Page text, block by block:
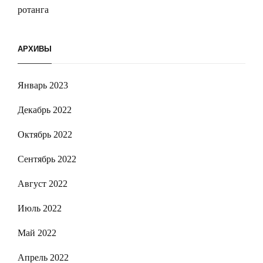
ротанга
АРХИВЫ
Январь 2023
Декабрь 2022
Октябрь 2022
Сентябрь 2022
Август 2022
Июль 2022
Май 2022
Апрель 2022